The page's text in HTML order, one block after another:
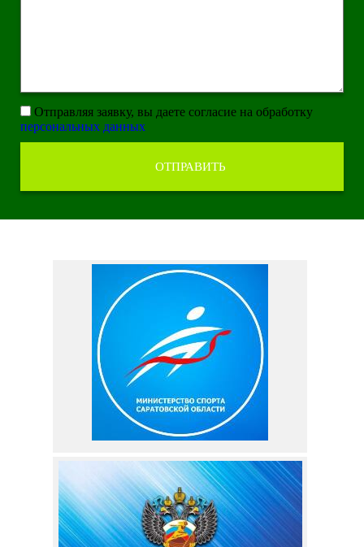
Отправляя заявку, вы даете согласие на обработку
персональных данных